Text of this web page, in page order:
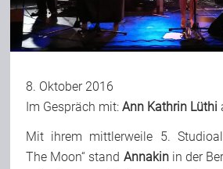
8. Oktober 2016
Im Gespräch mit:Ann Kathrin Lüthi
Mit ihrem mittlerweile 5.
The Moon“ stand Annakinin der